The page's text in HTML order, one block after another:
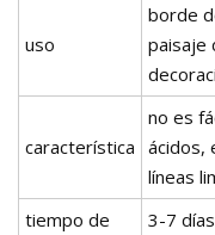
uso
borde
paisaje
característica
no es
ácidos,
líneas
tiempo de
3-7